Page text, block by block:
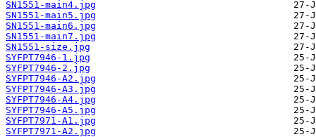
SN1551-main4.jpg
SN1551-main5.jpg
SN1551-main6.jpg
SN1551-main7.jpg
SN1551-size.jpg
SYFPT7946-1.jpg
SYFPT7946-2.jpg
SYFPT7946-A2.jpg
SYFPT7946-A3.jpg
SYFPT7946-A4.jpg
SYFPT7946-A5.jpg
SYFPT7971-A1.jpg
SYFPT7971-A2.jpg